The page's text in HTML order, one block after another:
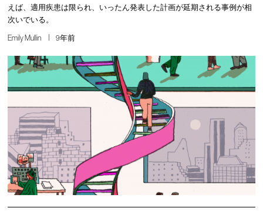
えば、適用疾患は限られ、いったん発表した計画が延期される事例が相
次いでいる。
Emily Mullin 9年前